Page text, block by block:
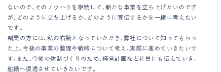
ないので、そのノウハウを継続して、新たな事業を立ち上げたいのです
が、どのように立ち上げるか、どのように宣伝するかを一緒に考えたい
です。
副業の方には、私の右腕となっていただき、弊社について知ってもらっ
た上、今後の事業の整理や戦略について考え、実際に進めていきたいで
す。また、今後の体制づくりのため、経営計画など社員にも伝えていき、
組織へ浸透させていきたいです。